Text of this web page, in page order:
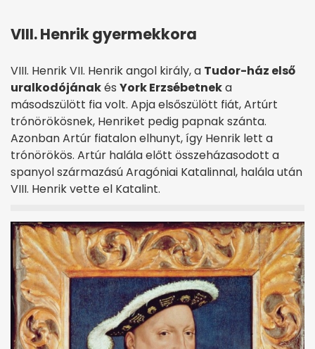
VIII. Henrik gyermekkora
VIII. Henrik VII. Henrik angol király, a Tudor-ház első
uralkodójánakés York Erzsébetneka
másodszülött fia volt. Apja elsőszülött fiát, Artúrt
trónörökösnek, Henriket pedig papnak szánta.
Azonban Artúr fiatalon elhunyt, így Henrik lett a
trónörökös. Artúr halála előtt összeházasodott a
spanyol származású Aragóniai Katalinnal, halála után
VIII. Henrik vette el Katalint.